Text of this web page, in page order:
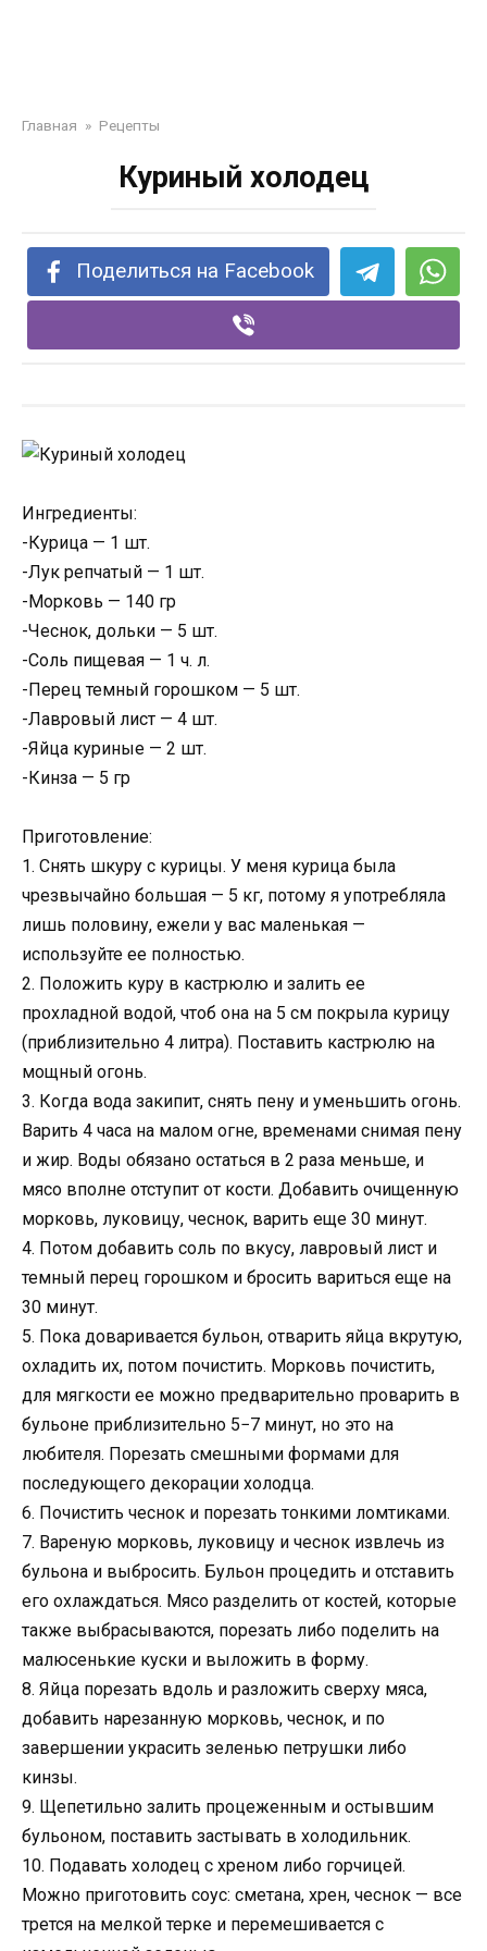
Главная » Рецепты
Куриный холодец
Поделиться на Facebook
Ингредиенты:
-Курица — 1 шт.
-Лук репчатый — 1 шт.
-Морковь — 140 гр
-Чеснок, дольки — 5 шт.
-Соль пищевая — 1 ч. л.
-Перец темный горошком — 5 шт.
-Лавровый лист — 4 шт.
-Яйца куриные — 2 шт.
-Кинза — 5 гр
Приготовление:
1. Снять шкуру с курицы. У меня курица была
чрезвычайно большая — 5 кг, потому я употребляла
лишь половину, ежели у вас маленькая —
используйте ее полностью.
2. Положить куру в кастрюлю и залить ее
прохладной водой, чтоб она на 5 см покрыла курицу
(приблизительно 4 литра). Поставить кастрюлю на
мощный огонь.
3. Когда вода закипит, снять пену и уменьшить огонь.
Варить 4 часа на малом огне, временами снимая пену
и жир. Воды обязано остаться в 2 раза меньше, и
мясо вполне отступит от кости. Добавить очищенную
морковь, луковицу, чеснок, варить еще 30 минут.
4. Потом добавить соль по вкусу, лавровый лист и
темный перец горошком и бросить вариться еще на
30 минут.
5. Пока доваривается бульон, отварить яйца вкрутую,
охладить их, потом почистить. Морковь почистить,
для мягкости ее можно предварительно проварить в
бульоне приблизительно 5−7 минут, но это на
любителя. Порезать смешными формами для
последующего декорации холодца.
6. Почистить чеснок и порезать тонкими ломтиками.
7. Вареную морковь, луковицу и чеснок извлечь из
бульона и выбросить. Бульон процедить и отставить
его охлаждаться. Мясо разделить от костей, которые
также выбрасываются, порезать либо поделить на
малюсенькие куски и выложить в форму.
8. Яйца порезать вдоль и разложить сверху мяса,
добавить нарезанную морковь, чеснок, и по
завершении украсить зеленью петрушки либо
кинзы.
9. Щепетильно залить процеженным и остывшим
бульоном, поставить застывать в холодильник.
10. Подавать холодец с хреном либо горчицей.
Можно приготовить соус: сметана, хрен, чеснок — все
трется на мелкой терке и перемешивается с